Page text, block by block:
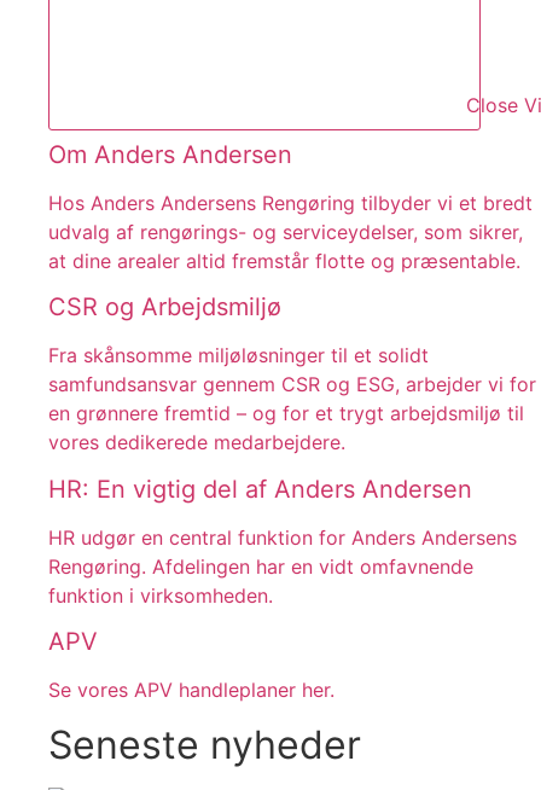
Close
Om Anders Andersen
Hos Anders Andersens Rengøring tilbyder vi et bredt
udvalg af rengørings- og serviceydelser, som sikrer,
at dine arealer altid fremstår flotte og præsentable.
CSR og Arbejdsmiljø
Fra skånsomme miljøløsninger til et solidt
samfundsansvar gennem CSR og ESG, arbejder vi for
en grønnere fremtid – og for et trygt arbejdsmiljø til
vores dedikerede medarbejdere.
HR: En vigtig del af Anders Andersen
HR udgør en central funktion for Anders Andersens
Rengøring. Afdelingen har en vidt omfavnende
funktion i virksomheden.
APV
Se vores APV handleplaner her.
Seneste nyheder